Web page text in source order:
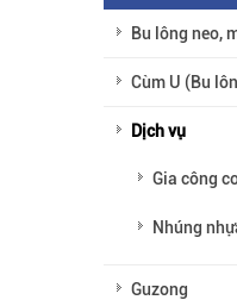
Bu lông neo,
Cùm U (Bu
Dịch vụ
Gia công
Nhúng
Guzong